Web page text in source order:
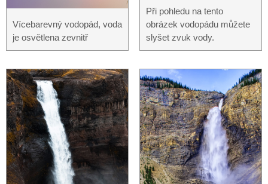
Vícebarevný vodopád, voda
je osvětlena zevnitř
Při pohledu na tento
obrázek vodopádu můžete
slyšet zvuk vody.